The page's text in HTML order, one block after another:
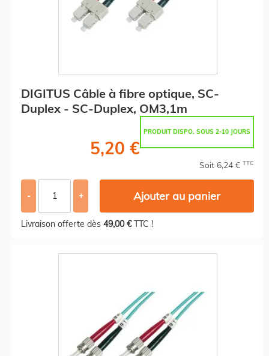
DIGITUS Câble à fibre optique, SC-
Duplex - SC-Duplex, OM3,1m
PRODUIT DISPO. SOUS 2-10 JOURS
5,20 €
Soit 6,24 € TTC
- + Ajouter au panier
Livraison offerte dès 49,00 €TTC !